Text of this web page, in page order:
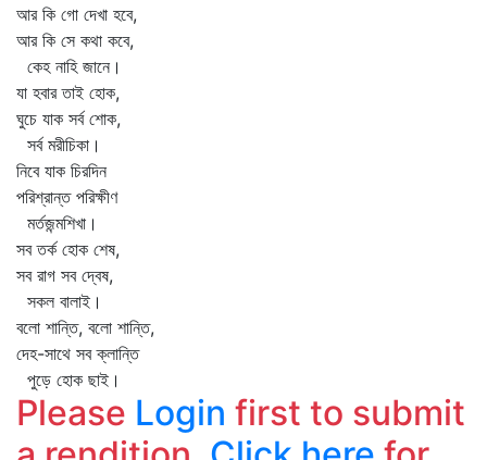
আর কি গো দেখা হবে,
আর কি সে কথা কবে,
কেহ নাহি জানে।
যা হবার তাই হোক,
ঘুচে যাক সর্ব শোক,
সর্ব মরীচিকা।
নিবে যাক চিরদিন
পরিশ্রান্ত পরিক্ষীণ
মর্তজন্মশিখা।
সব তর্ক হোক শেষ,
সব রাগ সব দ্বেষ,
সকল বালাই।
বলো শান্তি, বলো শান্তি,
দেহ-সাথে সব ক্লান্তি
পুড়ে হোক ছাই।
Please Login first to submit